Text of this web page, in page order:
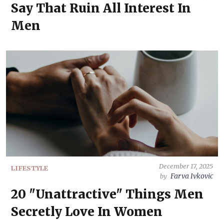
Say That Ruin All Interest In
Men
LIFESTYLE
December 17, 2025
by Farva Ivkovic
20 "Unattractive" Things Men
Secretly Love In Women